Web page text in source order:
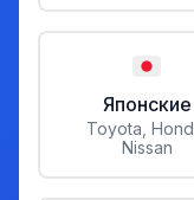
Японские
Toyota,
Nissan